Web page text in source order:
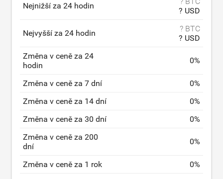
Nejnižší za 24 hodin
? USD
Nejvyšší za 24 hodin
? BTC
? USD
Změna v ceně za 24
hodin
0%
Změna v ceně za 7 dní 0%
Změna v ceně za 14 dní
0%
Změna v ceně za 30 dní
0%
Změna v ceně za 200
dní
0%
Změna v ceně za 1 rok 0%